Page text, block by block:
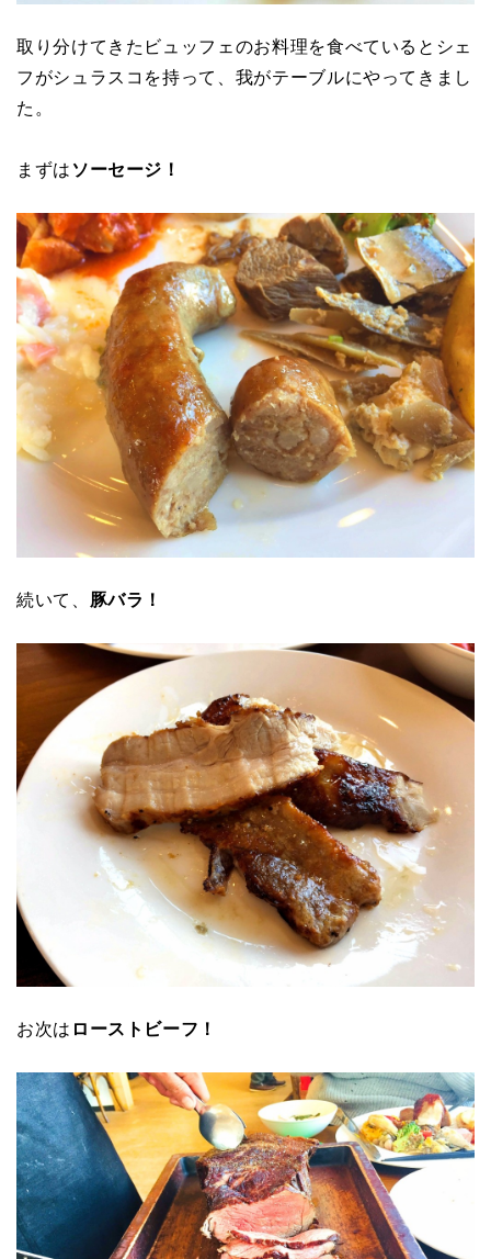
取り分けてきたビュッフェのお料理を食べているとシェ
フがシュラスコを持って、我がテーブルにやってきまし
た。
まずは ソーセージ！
続いて、 豚バラ！
お次は ローストビーフ！